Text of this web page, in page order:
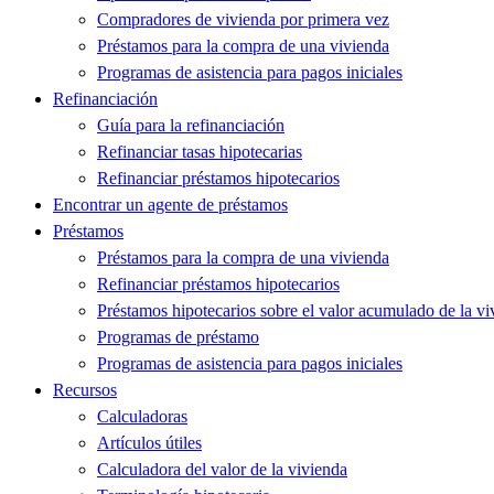
Compradores de vivienda por primera vez
Préstamos para la compra de una vivienda
Programas de asistencia para pagos iniciales
Refinanciación
Guía para la refinanciación
Refinanciar tasas hipotecarias
Refinanciar préstamos hipotecarios
Encontrar un agente de préstamos
Préstamos
Préstamos para la compra de una vivienda
Refinanciar préstamos hipotecarios
Préstamos hipotecarios sobre el valor acumulado de la
Programas de préstamo
Programas de asistencia para pagos iniciales
Recursos
Calculadoras
Artículos útiles
Calculadora del valor de la vivienda